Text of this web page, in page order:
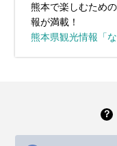
熊本で楽しむため
報が満載！
熊本県観光情報「